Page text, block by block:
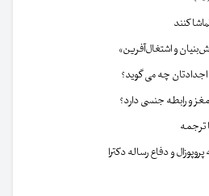
چه می گوید؟
و رابطه جنسی دارد؟
ترجمه
و دفاع رساله دکترا